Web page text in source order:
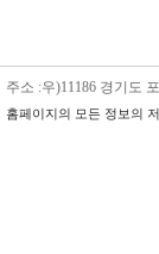
주소 :우)11186 경기도
홈페이지의 모든 정보의